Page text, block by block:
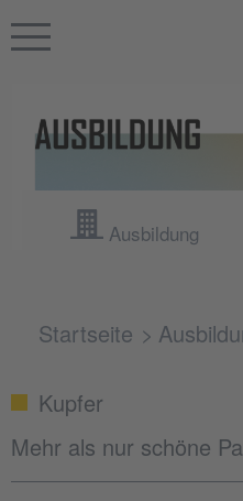
Ausbildung
Startseite
Kupfer
Mehr als nur schöne